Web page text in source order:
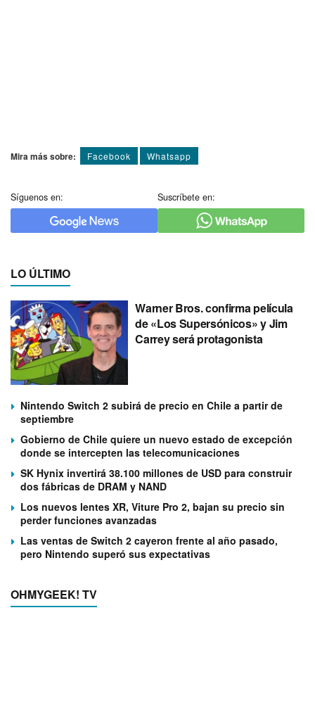
Mira más sobre: Facebook Whatsapp
Síguenos en: Suscríbete en:
LO ÚLTIMO
Warner Bros. confirma película
de «Los Supersónicos» y Jim
Carrey será protagonista
Nintendo Switch 2 subirá de precio en Chile a partir de
septiembre
Gobierno de Chile quiere un nuevo estado de excepción
donde se intercepten las telecomunicaciones
SK Hynix invertirá 38.100 millones de USD para construir
dos fábricas de DRAM y NAND
Los nuevos lentes XR, Viture Pro 2, bajan su precio sin
perder funciones avanzadas
Las ventas de Switch 2 cayeron frente al año pasado,
pero Nintendo superó sus expectativas
OHMYGEEK! TV